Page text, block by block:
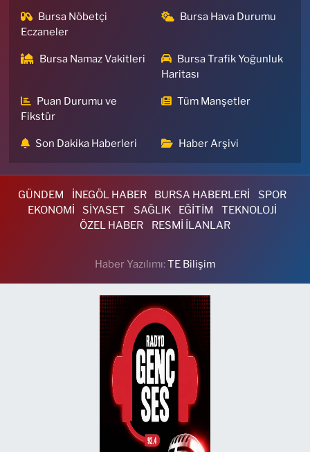
Bursa Nöbetçi
Eczaneler
Bursa Hava Durumu
Bursa Namaz Vakitleri
Bursa Trafik Yoğunluk
Haritası
Puan Durumu ve
Fikstür
Tüm Manşetler
Son Dakika Haberleri Haber Arşivi
GÜNDEM İNEGÖL HABER BURSA HABERLERİ
SPOR
EKONOMİ
SİYASET SAĞLIK EĞİTİM
TEKNOLOJİ
ÖZEL HABER
RESMİ İLANLAR
Haber Yazılımı:TE Bilişim